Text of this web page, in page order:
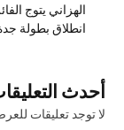
الهزاني يتوج
انطلاق بطولة
أحدث
لا توجد تعليقات